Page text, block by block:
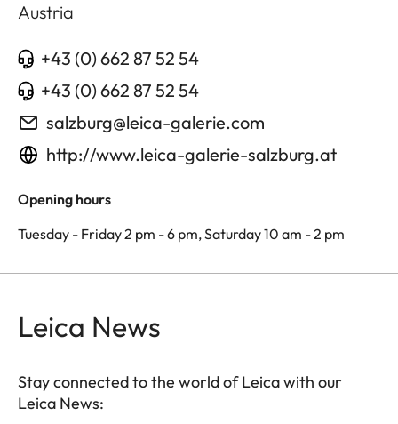
Austria
+43 (0) 662 87 52 54
+43 (0) 662 87 52 54
salzburg@leica-galerie.com
http://www.leica-galerie-salzburg.at
Opening hours
Tuesday - Friday 2 pm - 6 pm, Saturday 10 am - 2 pm
Leica News
Stay connected to the world of Leica with our
Leica News: